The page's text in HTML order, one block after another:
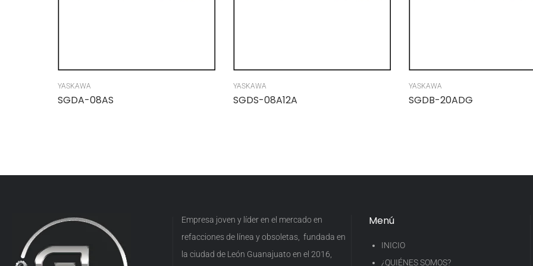
YASKAWA
SGDA-08AS
YASKAWA
SGDS-08A12A
YASKAWA
SGDB-20ADG
Empresa joven y líder en el mercado en
refacciones de línea y obsoletas, fundada en
la ciudad de León Guanajuato en el 2016,
Menú
INICIO
¿QUIÉNES SOMOS?